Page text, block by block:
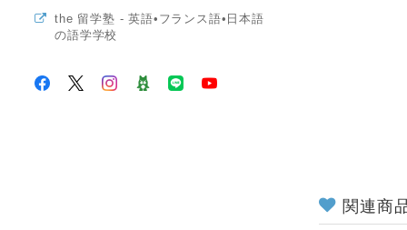
the 留学塾 - 英語•フランス語•日本語
の語学学校
関連商